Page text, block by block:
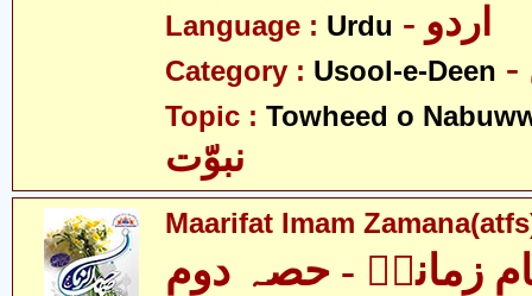
Language : Urdu - اردو
Category : Usool-e-Deen
Topic : Towheed o
نبوّت
Maarifat Imam
زمانہؑ - حصہ دوم